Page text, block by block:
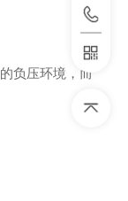
负压环境，而